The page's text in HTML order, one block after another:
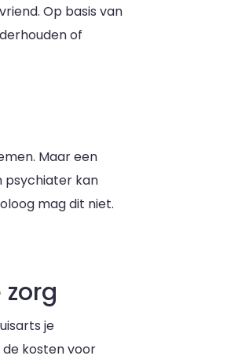
Op basis van
of
Maar een
psychiater kan
mag dit niet.
je
kosten voor